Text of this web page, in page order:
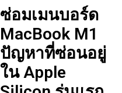
ซ่อมเมนบอร์ด
MacBook M1
ปัญหาที่ซ่อนอยู่
ใน Apple